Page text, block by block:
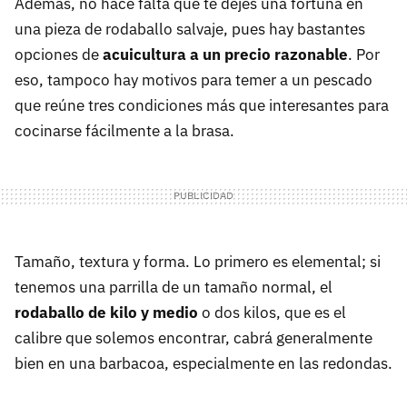
una pieza de rodaballo salvaje, pues hay bastantes
opciones deacuicultura a un precio razonable. Por
eso, tampoco hay motivos para temer a un pescado
que reúne tres condiciones más que interesantes para
cocinarse fácilmente a la brasa.
Tamaño, textura y forma. Lo primero es elemental; si
tenemos una parrilla de un tamaño normal, el
rodaballo de kilo y medio o dos kilos, que es el
calibre que solemos encontrar, cabrá generalmente
bien en una barbacoa, especialmente en las redondas.